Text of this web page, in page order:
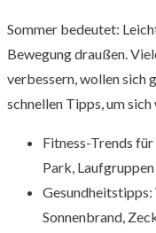
Sommer bedeutet:
Bewegung draußen.
verbessern, wollen sich
schnellen Tipps, um
Fitness-Trends
Park, Laufgruppen
Sonnenbrand,